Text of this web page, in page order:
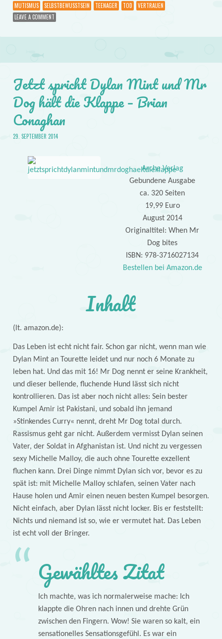
MUTISMUS SELBSTBEWUSSTSEIN TEENAGER TOD
VERTRAUEN
LEAVE A COMMENT
Jetzt spricht Dylan Mint und Mr
Dog hält die Klappe – Brian
Conaghan
29. SEPTEMBER 2014
Arche Verlag
Gebundene Ausgabe
ca. 320 Seiten
19,99 Euro
August 2014
Originaltitel: When Mr
Dog bites
ISBN: 978-3716027134
Bestellen bei Amazon.de
Inhalt
(lt. amazon.de):
Das Leben ist echt nicht fair. Schon gar nicht, wenn man wie
Dylan Mint an Tourette leidet und nur noch 6 Monate zu
leben hat. Und das mit 16! Mr Dog nennt er seine Krankheit,
und dieser bellende, fluchende Hund lässt sich nicht
kontrollieren. Das ist aber noch nicht alles: Sein bester
Kumpel Amir ist Pakistani, und sobald ihn jemand
»Stinkendes Curry« nennt, dreht Mr Dog total durch.
Rassismus geht gar nicht. Außerdem vermisst Dylan seinen
Vater, der Soldat in Afghanistan ist. Und nicht zu vergessen
sexy Michelle Malloy, die auch ohne Tourette exzellent
fluchen kann. Drei Dinge nimmt Dylan sich vor, bevor es zu
spät ist: mit Michelle Malloy schlafen, seinen Vater nach
Hause holen und Amir einen neuen besten Kumpel besorgen.
Nicht einfach, aber Dylan lässt nicht locker. Bis er feststellt:
Nichts und niemand ist so, wie er vermutet hat. Das Leben
ist echt voll der Bringer.
Gewähltes Zitat
Ich machte, was ich normalerweise mache: Ich
klappte die Ohren nach innen und drehte Grün
zwischen den Fingern. Wow! Sie waren so kalt, ein
sensationelles Sensationsgefühl. Es war ein